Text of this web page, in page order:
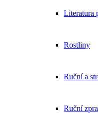
Literatura
Rostliny
Ruční a
Ruční